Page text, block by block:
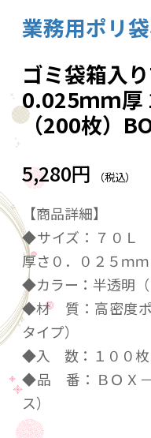
業務用ポリ
ゴミ袋箱入
0.025ｍｍ
（200枚）
5,280円 （税込）
【商品詳細】
◆サイズ：７０Ｌ
厚さ０．０２５ｍｍ
◆カラー：半透明（
◆材 質：高密度ポ
タイプ）
◆入 数：１００枚
◆品 番：ＢＯＸ－
ス）